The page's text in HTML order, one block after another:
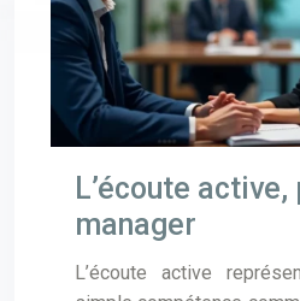
L’écoute
manager
L’écoute active